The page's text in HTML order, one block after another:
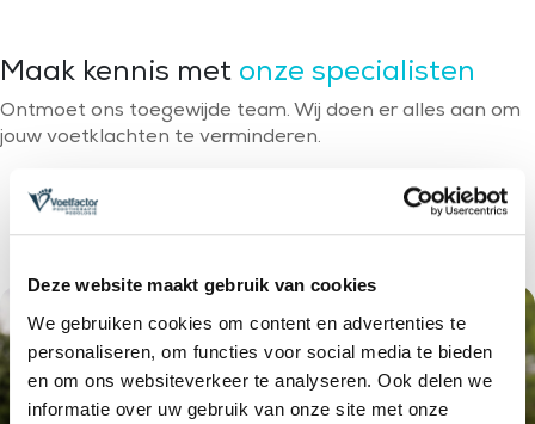
Deze website maakt gebruik van cookies
We gebruiken cookies om content en advertenties te
personaliseren, om functies voor social media te bieden
en om ons websiteverkeer te analyseren. Ook delen we
informatie over uw gebruik van onze site met onze
Maak kennis met onze specialisten
Ontmoet ons toegewijde team. Wij doen er alles aan om
jouw voetklachten te verminderen.